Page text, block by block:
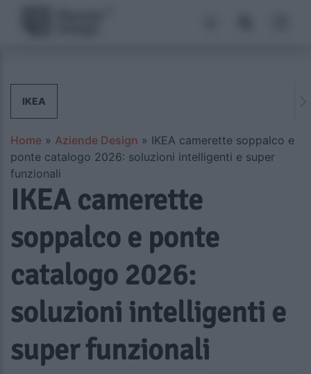
IKEA
Home » Aziende Design » IKEA camerette soppalco e
ponte catalogo 2026: soluzioni intelligenti e super
funzionali
IKEA camerette
soppalco e ponte
catalogo 2026:
soluzioni intelligenti e
super funzionali